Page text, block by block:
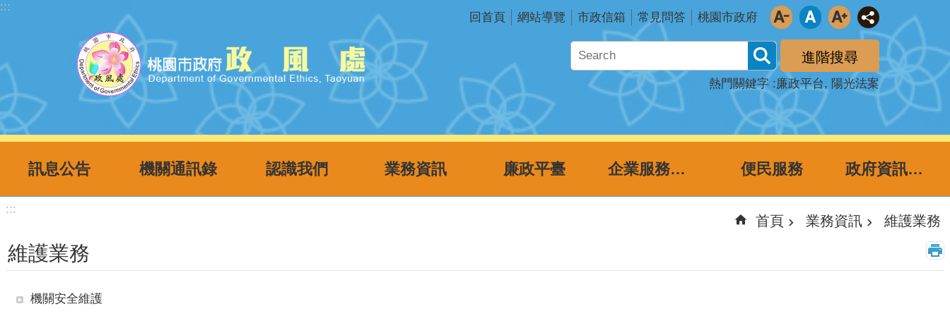
跳到主要內容區塊
:::
回首頁 網站導覽 市政信箱 常見問答 桃園市政府
進階搜尋
熱門關鍵字 廉政平台 陽光法案
訊息公告 機關通訊錄 認識我們 業務資訊 廉政平臺 企業服務廉政平台 便民服務 政府資訊公開
:::
首頁 業務資訊 維護業務
維護業務
機關安全維護